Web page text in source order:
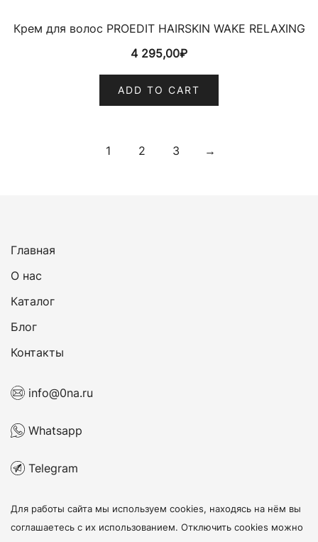
Крем для волос PROEDIT HAIRSKIN WAKE RELAXING
4 295,00₽
ADD TO CART
1 2 3 →
Главная
О нас
Каталог
Блог
Контакты
info@0na.ru
Whatsapp
Telegram
Для работы сайта мы используем cookies, находясь на нём вы
соглашаетесь с их использованием. Отключить cookies можно